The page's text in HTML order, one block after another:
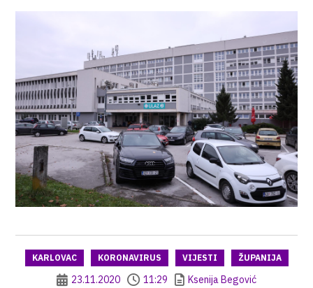
KARLOVAC KORONAVIRUS VIJESTI ŽUPANIJA
23.11.2020 11:29 Ksenija Begović